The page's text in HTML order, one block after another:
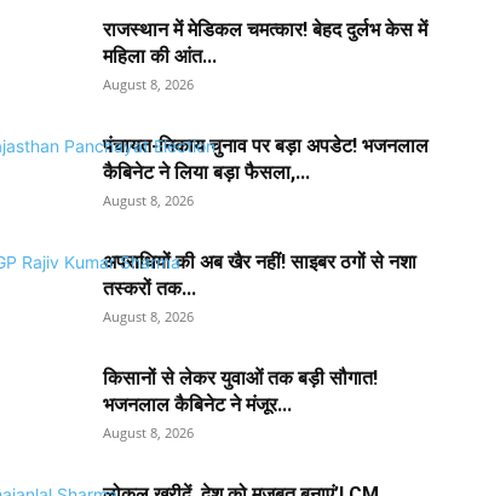
राजस्थान में मेडिकल चमत्कार! बेहद दुर्लभ केस में
महिला की आंत...
August 8, 2026
पंचायत-निकाय चुनाव पर बड़ा अपडेट! भजनलाल
कैबिनेट ने लिया बड़ा फैसला,...
August 8, 2026
अपराधियों की अब खैर नहीं! साइबर ठगों से नशा
तस्करों तक...
August 8, 2026
किसानों से लेकर युवाओं तक बड़ी सौगात!
भजनलाल कैबिनेट ने मंजूर...
August 8, 2026